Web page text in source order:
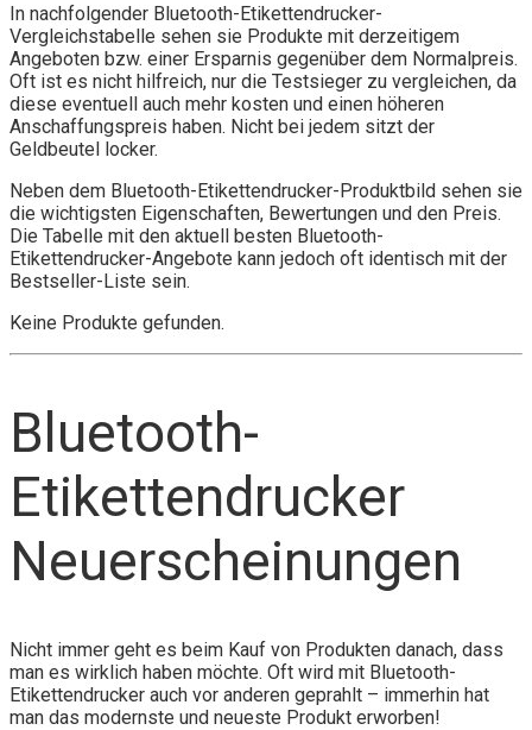
In nachfolgender Bluetooth-Etikettendrucker-
Vergleichstabelle sehen sie Produkte mit derzeitigem
Angeboten bzw. einer Ersparnis gegenüber dem Normalpreis.
Oft ist es nicht hilfreich, nur die Testsieger zu vergleichen, da
diese eventuell auch mehr kosten und einen höheren
Anschaffungspreis haben. Nicht bei jedem sitzt der
Geldbeutel locker.
Neben dem Bluetooth-Etikettendrucker-Produktbild sehen sie
die wichtigsten Eigenschaften, Bewertungen und den Preis.
Die Tabelle mit den aktuell besten Bluetooth-
Etikettendrucker-Angebote kann jedoch oft identisch mit der
Bestseller-Liste sein.
Keine Produkte gefunden.
Bluetooth-
Etikettendrucker
Neuerscheinungen
Nicht immer geht es beim Kauf von Produkten danach, dass
man es wirklich haben möchte. Oft wird mit Bluetooth-
Etikettendrucker auch vor anderen geprahlt – immerhin hat
man das modernste und neueste Produkt erworben!